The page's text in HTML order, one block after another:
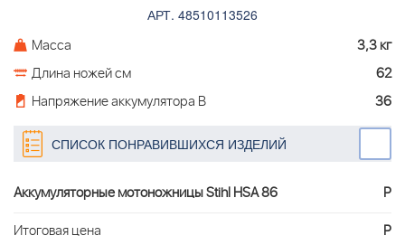
АРТ. 48510113526
Масса
3,3 кг
Длина ножей см
62
Напряжение аккумулятора В
36
СПИСОК ПОНРАВИВШИХСЯ ИЗДЕЛИЙ
Аккумуляторные мотоножницы Stihl HSA 86
Р
Итоговая цена
Р